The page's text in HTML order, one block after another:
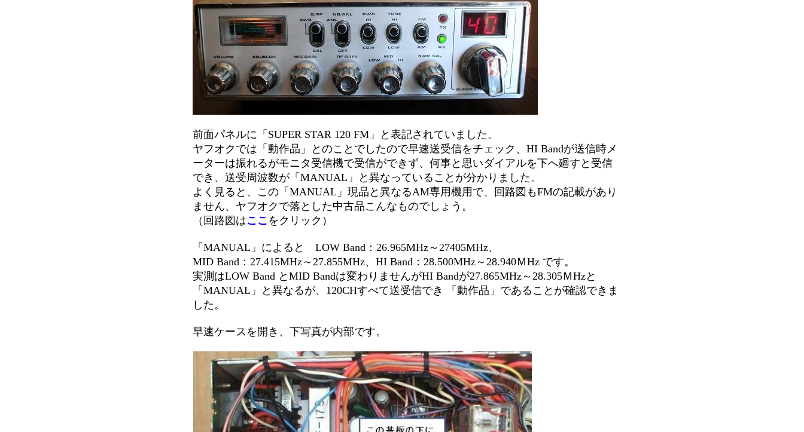
前面パネルに「SUPER STAR 120 FM」と表記されていました。
ヤフオクでは「動作品」とのことでしたので早速送受信をチェック、HI Bandが送信時メ
ーターは振れるがモニタ受信機で受信ができず、何事と思いダイアルを下へ廻すと受信
でき、送受周波数が「MANUAL」と異なっていることが分かりました。
よく見ると、この「MANUAL」現品と異なるAM専用機用で、回路図もFMの記載があり
ません、ヤフオクで落とした中古品こんなものでしょう。
（回路図はここ をクリック）
「MANUAL」によると LOW Band：26.965MHz～27405MHz、
MID Band：27.415MHz～27.855MHz、HI Band：28.500MHz～28.940ＭHz です。
実測はLOW Band とMID Bandは変わりませんがHI Bandが27.865MHz～28.305ＭHzと
「MANUAL」と異なるが、120CHすべて送受信でき 「動作品」であることが確認できま
した。
早速ケースを開き、下写真が内部です。